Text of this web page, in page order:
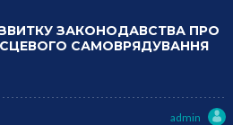
ЗАКОНОДАВСТВА ПРО
САМОВРЯДУВАННЯ
admin